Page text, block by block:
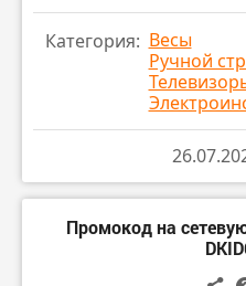
Категория: Весы
Ручной
Промокод на